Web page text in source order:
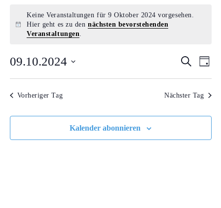
FÜR
OKTOBER
2024
Hinweis
Keine Veranstaltungen für 9 Oktober 2024 vorgesehen.
Hier geht es zu den nächsten bevorstehenden
Veranstaltungen.
UND
SucheTag
09.10.2024
Datum
Vorheriger Tag Nächster Tag
Kalender abonnieren